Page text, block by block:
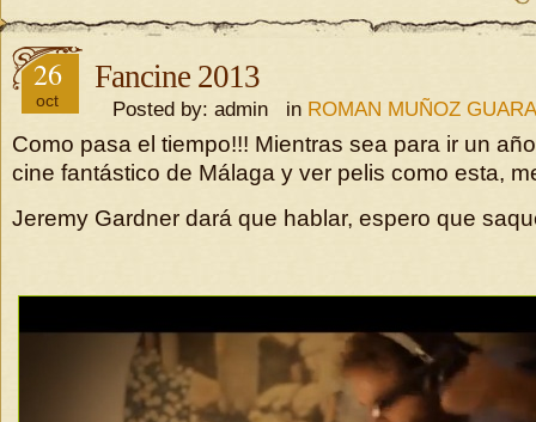
26
oct
Fancine 2013
Posted by: admin in ROMAN MUÑOZ
Como pasa el tiempo!!! Mientras sea para ir un
cine fantástico de Málaga y ver pelis como esta,
Jeremy Gardner dará que hablar, espero que